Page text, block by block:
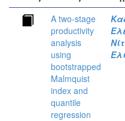
A two-stage
productivity
analysis
using
bootstrapped
Malmquist
index and
quantile
regression